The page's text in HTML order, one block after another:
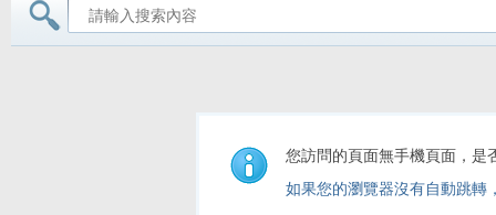
您訪問的頁面無手機頁面，是
如果您的瀏覽器沒有自動跳轉